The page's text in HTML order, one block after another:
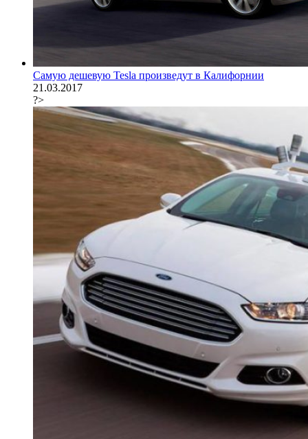
Самую дешевую Tesla произведут в Калифорнии
21.03.2017
?>